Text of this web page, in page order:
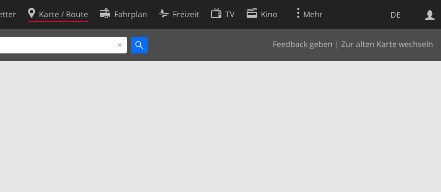
DE
Karte / Route Fahrplan Freizeit TV Kino Mehr
Feedback geben | Zur alten Karte wechseln
Websuche
Cookie-Richtlinie
Cookie-Einstellungen